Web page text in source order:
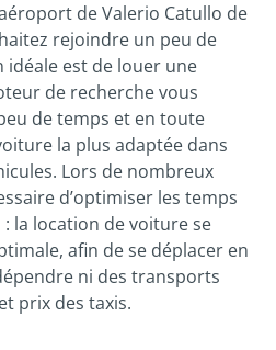
de Valerio Catullo de
rejoindre un peu de
idéale est de louer une
de recherche vous
de temps et en toute
la plus adaptée dans
Lors de nombreux
d’optimiser les temps
la location de voiture se
afin de se déplacer en
ni des transports
prix des taxis.